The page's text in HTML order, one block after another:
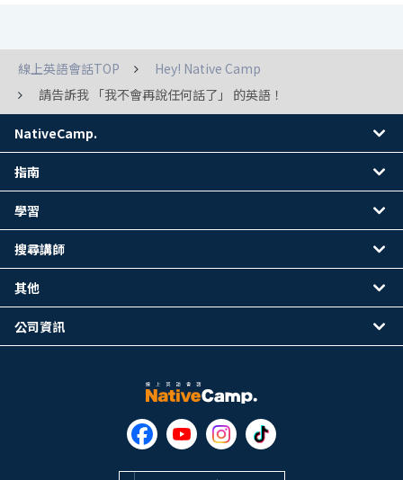
線上英語會話TOP
Hey! Native Camp
請告訴我 「我不會再說任何話了」 的英語！
NativeCamp.
指南
學習
搜尋講師
其他
公司資訊